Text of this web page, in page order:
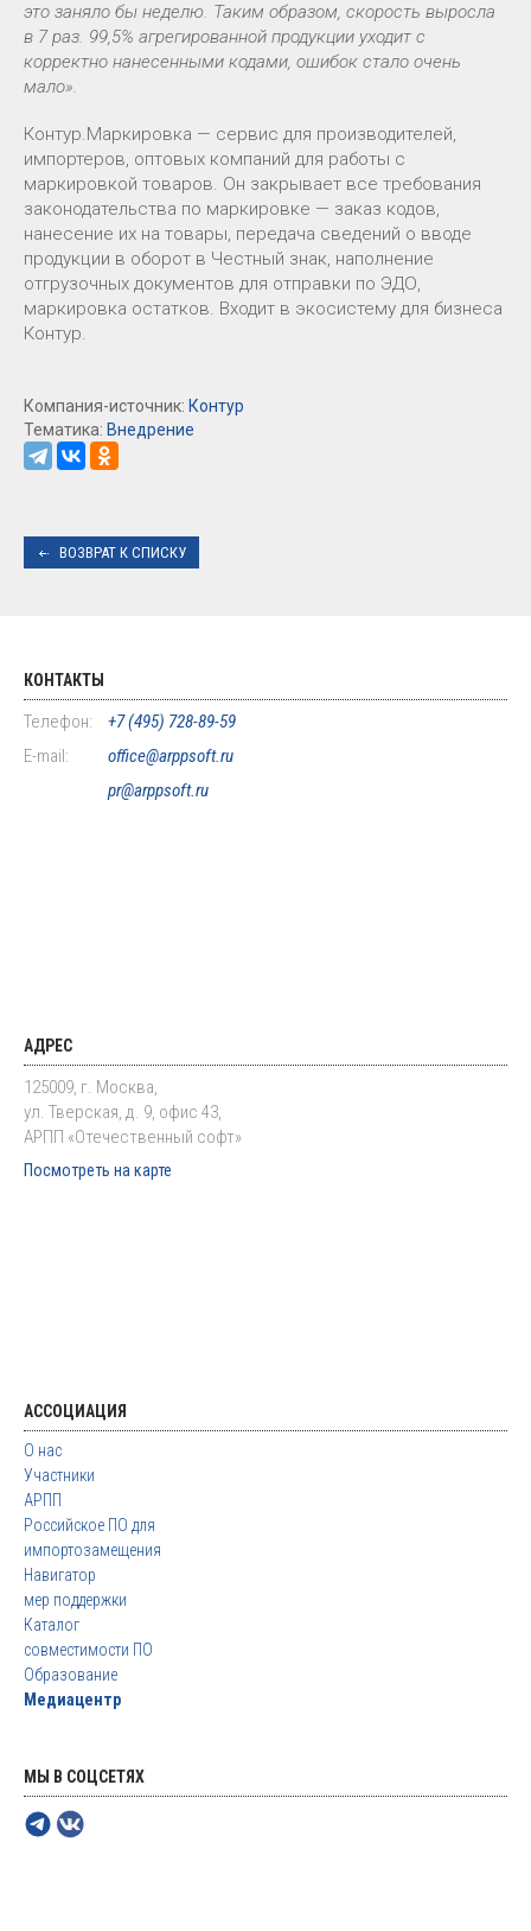
это заняло бы неделю. Таким образом, скорость выросла
в 7 раз. 99,5% агрегированной продукции уходит с
корректно нанесенными кодами, ошибок стало очень
мало».
Контур.Маркировка — сервис для производителей,
импортеров, оптовых компаний для работы с
маркировкой товаров. Он закрывает все требования
законодательства по маркировке — заказ кодов,
нанесение их на товары, передача сведений о вводе
продукции в оборот в Честный знак, наполнение
отгрузочных документов для отправки по ЭДО,
маркировка остатков. Входит в экосистему для бизнеса
Контур.
Компания-источник: Контур
Тематика: Внедрение
ВОЗВРАТ К СПИСКУ
КОНТАКТЫ
Телефон:
+7 (495) 728-89-59
E-mail:
office@arppsoft.ru
pr@arppsoft.ru
АДРЕС
125009, г. Москва,
ул. Тверская, д. 9, офис 43,
АРПП «Отечественный софт»
Посмотреть на карте
АССОЦИАЦИЯ
О нас
Участники
АРПП
Российское ПО для
импортозамещения
Навигатор
мер поддержки
Каталог
совместимости ПО
Образование
Медиацентр
МЫ В СОЦСЕТЯХ